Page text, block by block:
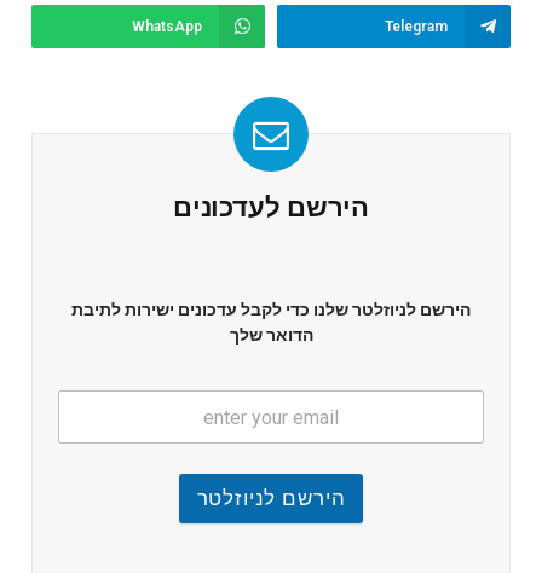
Telegram
WhatsApp
הירשם לעדכונים
הירשם לניוזלטר שלנו כדי לקבל עדכונים ישירות לתיבת
הדואר שלך
הירשם לניוזלטר